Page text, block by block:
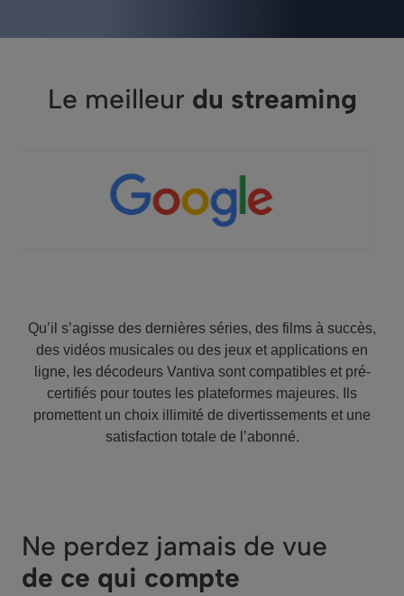
Le meilleur du streaming
Qu’il s’agisse des dernières séries, des films à succès,
des vidéos musicales ou des jeux et applications en
ligne, les décodeurs Vantiva sont compatibles et pré-
certifiés pour toutes les plateformes majeures. Ils
promettent un choix illimité de divertissements et une
satisfaction totale de l’abonné.
Ne perdez jamais de vue
de ce qui compte